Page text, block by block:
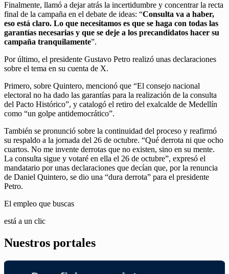
Finalmente, llamó a dejar atrás la incertidumbre y concentrar la recta
final de la campaña en el debate de ideas: “Consulta va a haber,
eso está claro. Lo que necesitamos es que se haga con todas las
garantías necesarias y que se deje a los precandidatos hacer su
campaña tranquilamente”.
Por último, el presidente Gustavo Petro realizó unas declaraciones
sobre el tema en su cuenta de X.
Primero, sobre Quintero, mencionó que “El consejo nacional
electoral no ha dado las garantías para la realización de la consulta
del Pacto Histórico”, y catalogó el retiro del exalcalde de Medellín
como “un golpe antidemocrático”.
También se pronunció sobre la continuidad del proceso y reafirmó
su respaldo a la jornada del 26 de octubre. “Qué derrota ni que ocho
cuartos. No me invente derrotas que no existen, sino en su mente.
La consulta sigue y votaré en ella el 26 de octubre”, expresó el
mandatario por unas declaraciones que decían que, por la renuncia
de Daniel Quintero, se dio una “dura derrota” para el presidente
Petro.
El empleo que buscas
está a un clic
Nuestros portales